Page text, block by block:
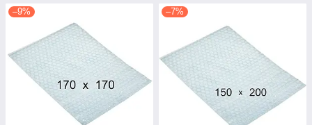
–9% –7%